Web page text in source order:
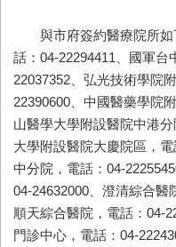
與市府簽約醫療院所如
話：04-22294411、國軍
22037352、弘光技術學院
22390600、中國醫藥學院
山醫學大學附設醫院中港
大學附設醫院大慶院區，
中分院，電話：04-
04-24632000、澄清綜合醫
順天綜合醫院，電話：04-
門診中心，電話：04-